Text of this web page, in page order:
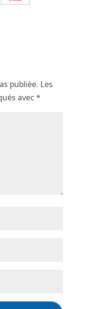
publiée. Les
avec*